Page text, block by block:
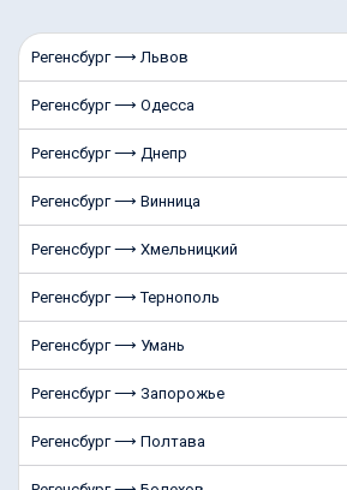
Регенсбург ⟶ Львов
Регенсбург ⟶ Одесса
Регенсбург ⟶ Днепр
Регенсбург ⟶ Винница
Регенсбург ⟶ Хмельницкий
Регенсбург ⟶ Тернополь
Регенсбург ⟶ Умань
Регенсбург ⟶ Запорожье
Регенсбург ⟶ Полтава